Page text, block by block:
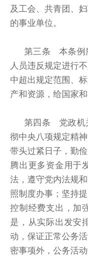
及工会、共青团、
的事业单位。
第三条 本条例
人员违反规定进行
中超出规定范围、
产和资源，给国家
第四条 党政机
彻中央八项规定精
带头过紧日子，勤
腾出更多资金用于
法，遵守党内法规
照制度办事；坚持
控制经费支出，加
是，从实际出发安
动，保证正常公务
密事项外，公务活